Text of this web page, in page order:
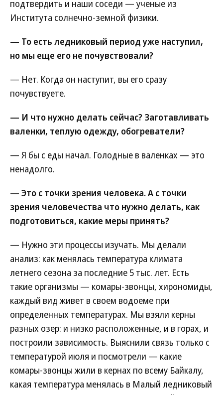
подтвердить и наши соседи — ученые из
Института солнечно-земной физики.
— То есть ледниковый период уже наступил,
но мы еще его не почувствовали?
— Нет. Когда он наступит, вы его сразу
почувствуете.
— И что нужно делать сейчас? Заготавливать
валенки, теплую одежду, обогреватели?
— Я бы с еды начал. Голодные в валенках — это
ненадолго.
— Это с точки зрения человека. А с точки
зрения человечества что нужно делать, как
подготовиться, какие меры принять?
— Нужно эти процессы изучать. Мы делали
анализ: как менялась температура климата
летнего сезона за последние 5 тыс. лет. Есть
такие организмы — комары-звонцы, хирономиды,
каждый вид живет в своем водоеме при
определенных температурах. Мы взяли керны
разных озер: и низко расположенные, и в горах, и
построили зависимость. Выяснили связь только с
температурой июля и посмотрели — какие
комары-звонцы жили в кернах по всему Байкалу,
какая температура менялась в Малый ледниковый